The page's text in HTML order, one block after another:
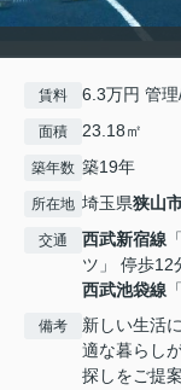
賃料 6.3万円 管
面積 23.18㎡
築年数 築19年
所在地 埼玉県狭山
交通 西武新宿線 「
ツ」 停歩12
西武池袋線 「
備考
新しい生活
適な暮らし
探しをご提